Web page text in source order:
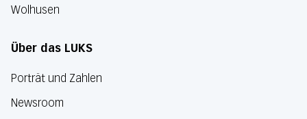
Wolhusen
Über das LUKS
Porträt und Zahlen
Newsroom